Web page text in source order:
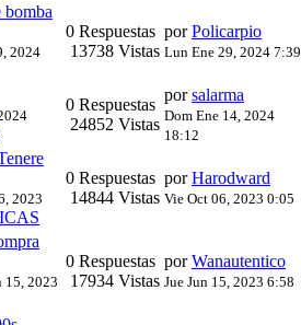
bomba
2024
0 Respuestas
13738 Vistas
porPolicarpio
Lun Ene 29, 2024 7:39
0 Respuestas
24852 Vistas
porsalarma
Dom Ene 14, 2024
18:12
2023
0 Respuestas
14844 Vistas
porHarodward
Vie Oct 06, 2023 0:05
15, 2023
0 Respuestas
17934 Vistas
porWanautentico
Jue Jun 15, 2023 6:58